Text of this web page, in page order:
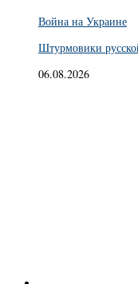
Война на Украине
Штурмовики
06.08.2026